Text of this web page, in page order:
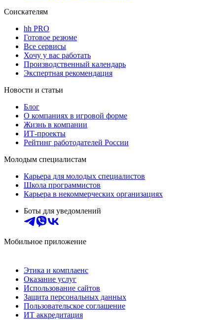
Соискателям
hh PRO
Готовое резюме
Все сервисы
Хочу у вас работать
Производственный календарь
Экспертная рекомендация
Новости и статьи
Блог
О компаниях в игровой форме
Жизнь в компании
ИТ-проекты
Рейтинг работодателей России
Молодым специалистам
Карьера для молодых специалистов
Школа программистов
Карьера в некоммерческих организациях
Боты для уведомлений
Мобильное приложение
Этика и комплаенс
Оказание услуг
Использование сайтов
Защита персональных данных
Пользовательское соглашение
ИТ аккредитация